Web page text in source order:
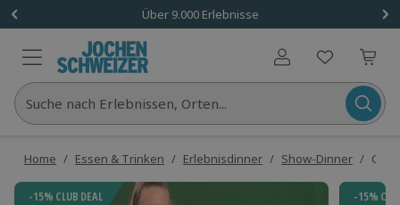
Über 9.000 Erlebnisse
Benutzerkonto
Suche nach Erlebnissen, Orten...
Home / Essen & Trinken / Erlebnisdinner / Show-Dinner /
-15% CLUB DEAL -15%